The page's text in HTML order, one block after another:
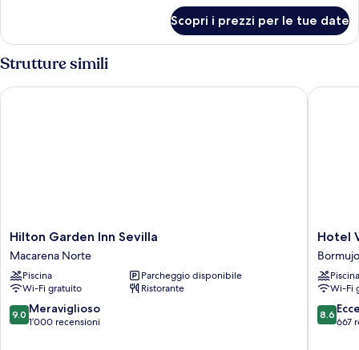
Scopri i prezzi per le tue date
Strutture simili
Hilton
Garden
Inn
Sevilla
Macarena
Norte
Hilton Garden Inn Sevilla
Macarena Norte
Piscina
Parcheggio disponibile
Wi-Fi gratuito
Ristorante
9.0
su
9.0 Meraviglioso
1’000 recensioni
Hilton Garden Inn Sevilla
Hotel
Vértice
Aljarafe
Hotel
Piscina
Wi-Fi
8.6
su
8.6
667
Hotel